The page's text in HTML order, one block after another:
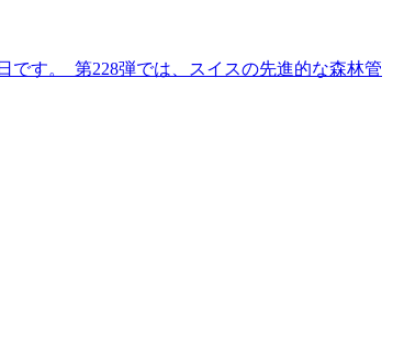
す。 第228弾では、スイスの先進的な森林管